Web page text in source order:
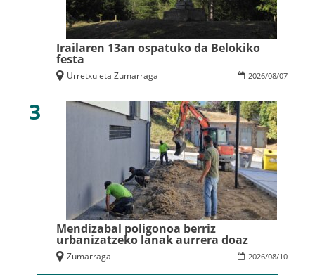
Irailaren 13an ospatuko da Belokiko
festa
2026/08/07
Urretxu eta Zumarraga
3
Mendizabal poligonoa berriz
urbanizatzeko lanak aurrera doaz
2026/08/10
Zumarraga